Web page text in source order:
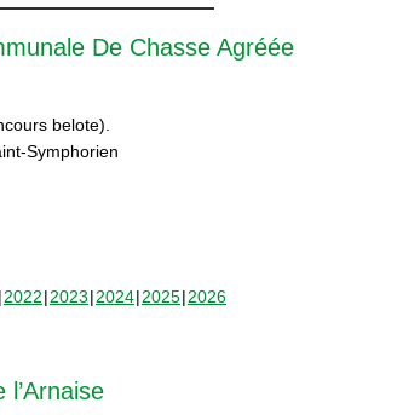
De Chasse Agréée
belote).
Symphorien
2022 2023 2024 2025 2026
l’Arnaise